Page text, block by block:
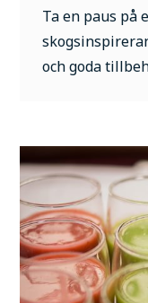
Ta en paus på
och goda